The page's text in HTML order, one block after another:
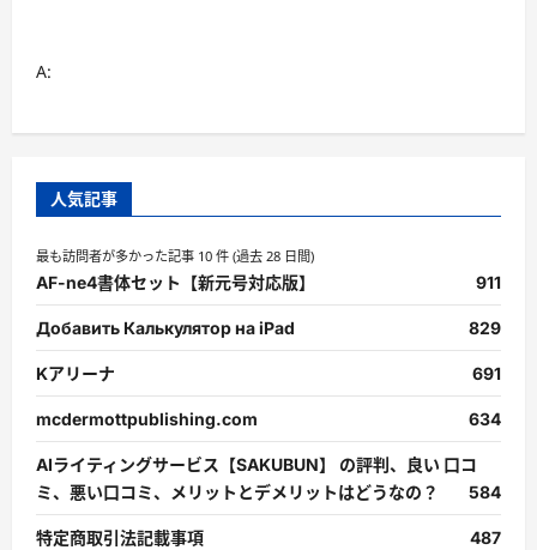
A:
人気記事
最も訪問者が多かった記事 10 件 (過去 28 日間)
AF-ne4書体セット【新元号対応版】 911
Добавить Калькулятор на iPad 829
Kアリーナ 691
mcdermottpublishing.com 634
AIライティングサービス【SAKUBUN】 の評判、良い 口コ
ミ、悪い口コミ、メリットとデメリットはどうなの？
584
特定商取引法記載事項 487